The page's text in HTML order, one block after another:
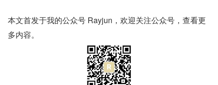
本文首发于我的公众号 Rayjun，欢迎关注公众号，查看更
多内容。